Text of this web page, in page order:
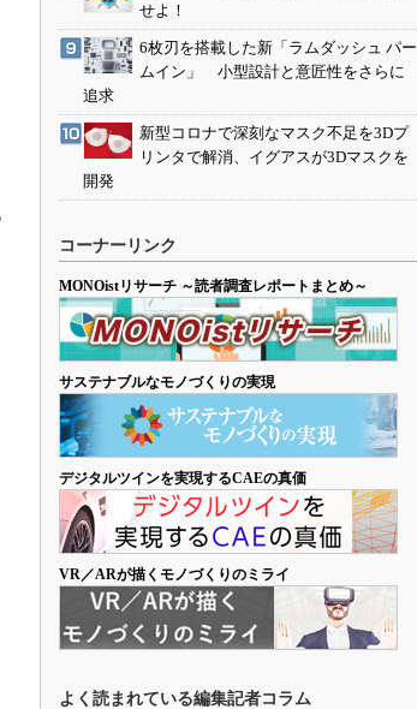
せよ！
6枚刃を搭載した新「ラムダッシュ パー
ムイン」 小型設計と意匠性をさらに
追求
新型コロナで深刻なマスク不足を3Dプ
リンタで解消、イグアスが3Dマスクを
開発
コーナーリンク
MONOistリサーチ ～読者調査レポートまとめ～
サステナブルなモノづくりの実現
デジタルツインを実現するCAEの真価
VR／ARが描くモノづくりのミライ
よく読まれている編集記者コラム